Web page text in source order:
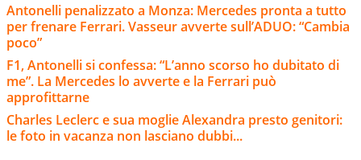
Antonelli penalizzato a Monza: Mercedes pronta a tutto
per frenare Ferrari. Vasseur avverte sull’ADUO: “Cambia
poco”
F1, Antonelli si confessa: “L’anno scorso ho dubitato di
me”. La Mercedes lo avverte e la Ferrari può
approfittarne
Charles Leclerc e sua moglie Alexandra presto genitori:
le foto in vacanza non lasciano dubbi...